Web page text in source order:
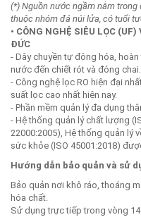
(*) Nguồn nước ngầm nằm
thuộc nhóm đá núi lửa, có tuổi
• CÔNG NGHỆ SIÊU LỌC
ĐỨC
- Dây chuyền tự động hóa,
nước đến chiết rót và đóng chai.
- Công nghệ lọc RO hiện đại
suất lọc cao nhất hiện nay.
- Phần mềm quản lý đa dụng
- Hệ thống quản lý chất lượng
22000:2005), Hệ thống quản lý
sức khỏe (ISO 45001:2018)
Hướng dẫn bảo quản và sử
Bảo quản nơi khô ráo, thoáng
hóa chất.
Sử dụng trực tiếp trong vòng